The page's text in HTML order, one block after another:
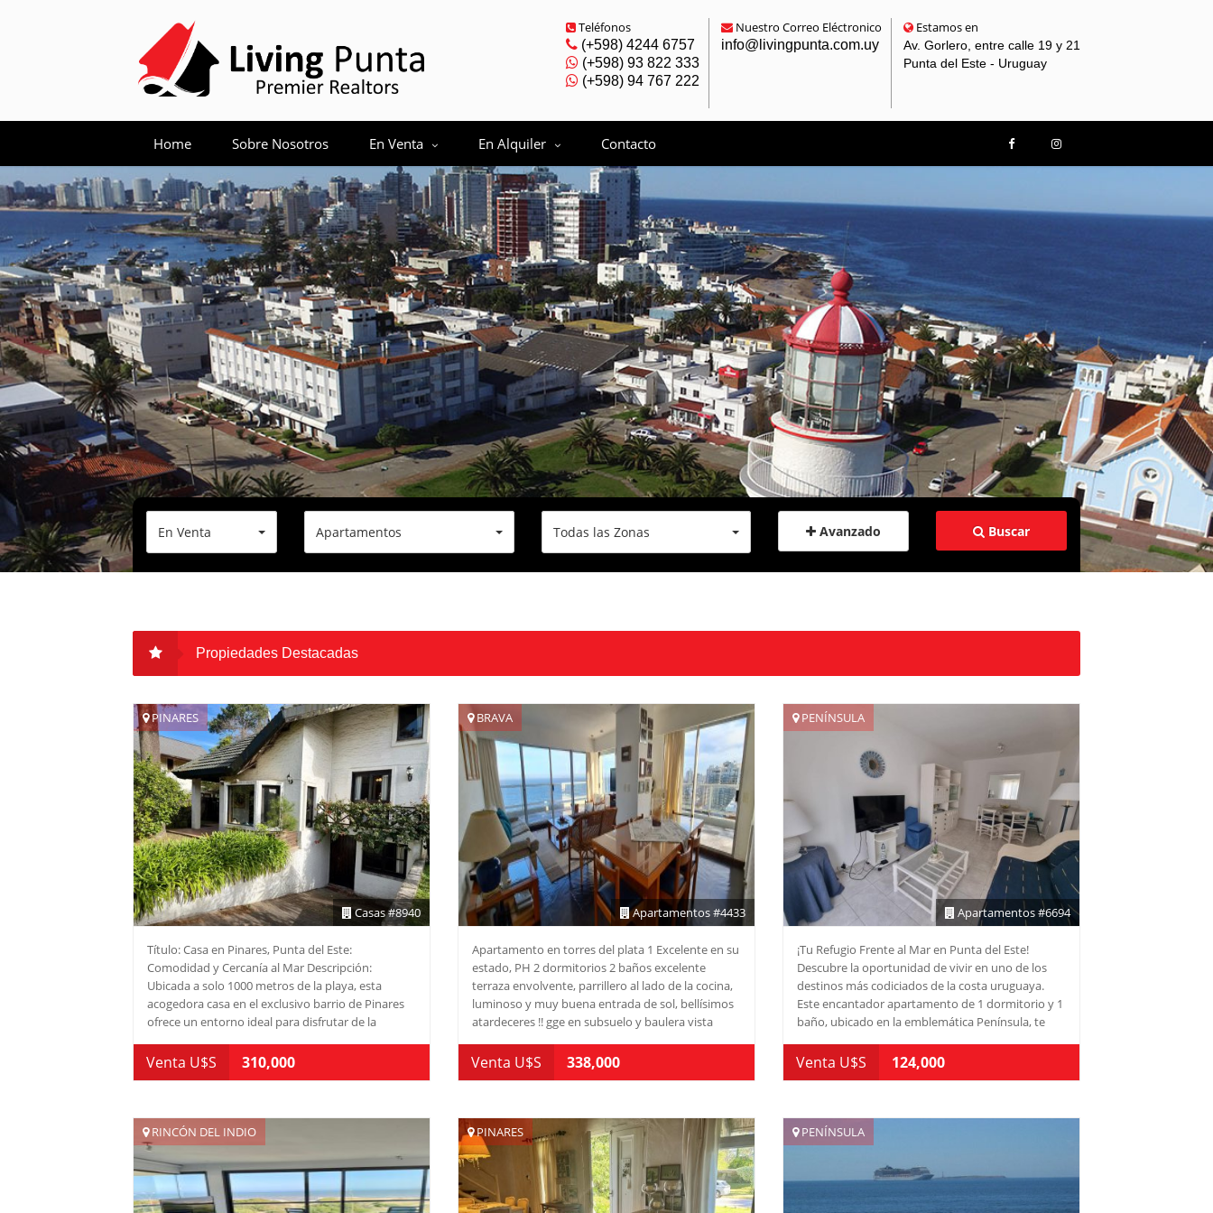
Teléfonos
(+598) 4244 6757
(+598) 93 822 333
(+598) 94 767 222
Nuestro Correo Eléctronico
info@livingpunta.com.uy
Estamos en
Av. Gorlero, entre calle 19 y 21
Punta del Este - Uruguay
Home Sobre Nosotros En Venta En Alquiler Contacto
En Venta Apartamentos Todas las Zonas Avanzado Buscar
Propiedades Destacadas
PINARES
Casas #8940
Título: Casa en Pinares, Punta del Este:
Comodidad y Cercanía al Mar Descripción:
Ubicada a solo 1000 metros de la playa, esta
acogedora casa en el exclusivo barrio de Pinares
ofrece un entorno ideal para disfrutar de la
terreno de 623 m2, la propiedad cuenta con 112
El diseño de la casa incluye una cocina definida,
un amplio living y un living-comedor, que
permiten disfrutar de momentos de convivencia
en un ambiente cómodo y luminoso. La
distribución de los ambientes está pensada para
Venta U$S 310,000
BRAVA
Apartamentos #4433
Apartamento en torres del plata 1 Excelente en su
estado, PH 2 dormitorios 2 baños excelente
terraza envolvente, parrillero al lado de la cocina,
luminoso y muy buena entrada de sol, bellísimos
atardeceres !! gge en subsuelo y baulera vista
servicios. Apartamento en Brava - Punta del Este
Venta U$S 338,000
PENÍNSULA
Apartamentos #6694
¡Tu Refugio Frente al Mar en Punta del Este!
Descubre la oportunidad de vivir en uno de los
destinos más codiciados de la costa uruguaya.
Este encantador apartamento de 1 dormitorio y 1
baño, ubicado en la emblemática Península, te
vida junto al mar. Con una superficie total de 45
Imagina despertar cada mañana con el sonido de
las olas y la brisa marina, mientras te preparas
para un nuevo día en este paraíso. La ubicación
privilegiada te permite acceder fácilmente a las
playas, restaurantes y atracciones que hacen de
Venta U$S 124,000
RINCÓN DEL INDIO PINARES PENÍNSULA